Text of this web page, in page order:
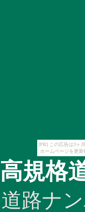
[PR] この広告は3ヶ
ホームページを更
高規格
道路ナ